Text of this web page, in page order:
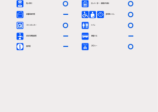
有人窓口
定期券発売所
エレベーター（車椅子対応）
多目的トイレ
〇
ー
〇
〇
コインロッカー トイレ
〇 〇
お忘れ物取扱所 ー
案内所 ー タクシー 〇
路線バス ー